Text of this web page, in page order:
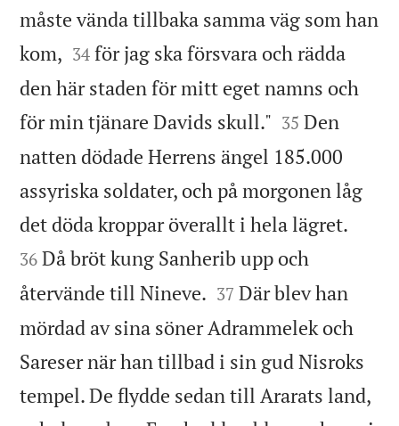
måste vända tillbaka samma väg som han
kom, 

34 för jag ska försvara och rädda
den här staden för mitt eget namns och
för min tjänare Davids skull." 

35 Den
natten dödade Herrens ängel 185.000
assyriska soldater, och på morgonen låg
det döda kroppar överallt i hela lägret.
36 Då bröt kung Sanherib upp och
återvände till Nineve. 

37 Där blev han
mördad av sina söner Adrammelek och
Sareser när han tillbad i sin gud Nisroks
tempel. De flydde sedan till Ararats land,